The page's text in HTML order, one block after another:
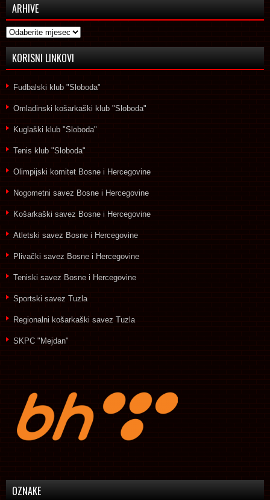
ARHIVE
Arhive
KORISNI LINKOVI
Fudbalski klub "Sloboda"
Omladinski košarkaški klub "Sloboda"
Kuglaški klub "Sloboda"
Tenis klub "Sloboda"
Olimpijski komitet Bosne i Hercegovine
Nogometni savez Bosne i Hercegovine
Košarkaški savez Bosne i Hercegovine
Atletski savez Bosne i Hercegovine
Plivački savez Bosne i Hercegovine
Teniski savez Bosne i Hercegovine
Sportski savez Tuzla
Regionalni košarkaški savez Tuzla
SKPC "Mejdan"
OZNAKE